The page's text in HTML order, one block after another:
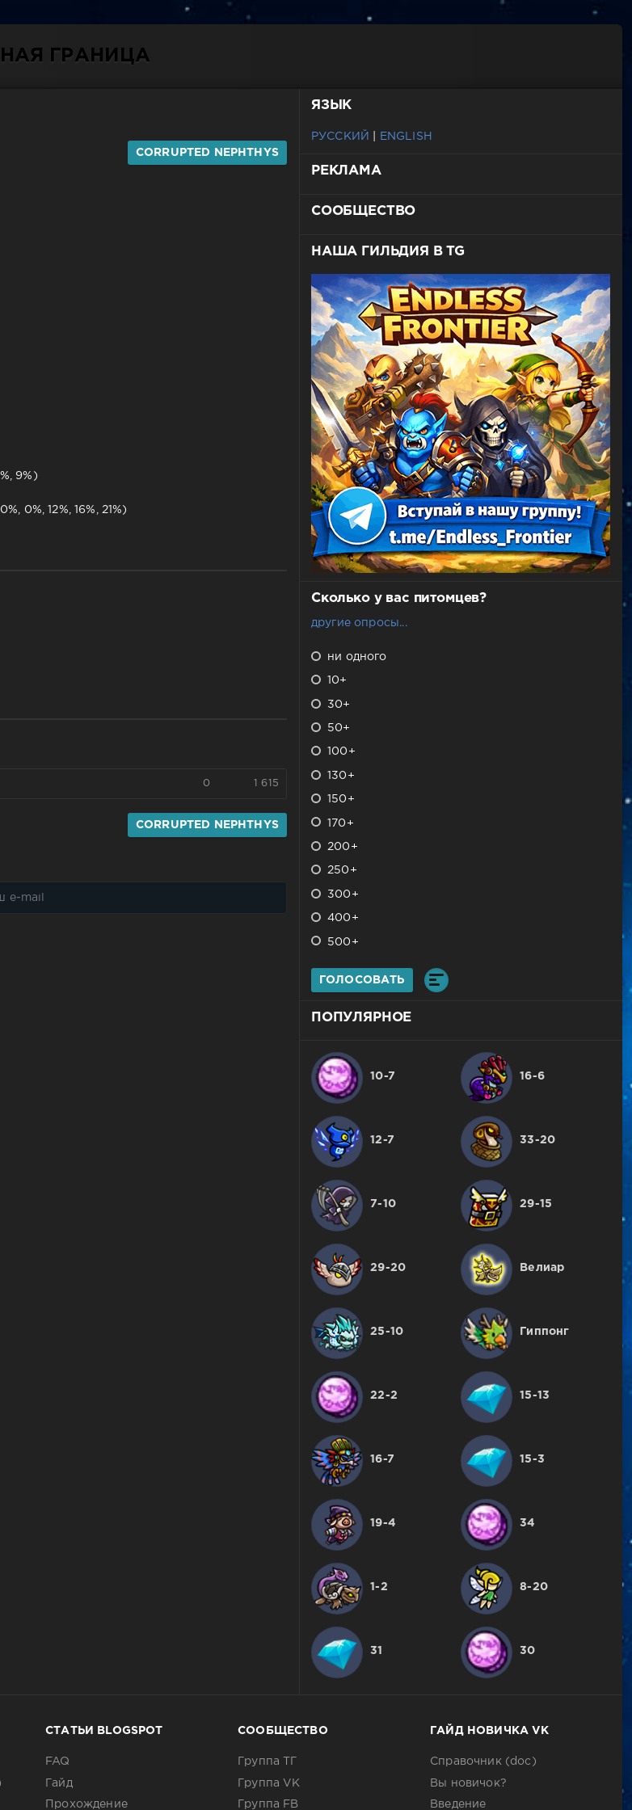
ГРАНИЦА
CORRUPTED NEPHTHYS
9%)
0%, 12%, 16%, 21%)
0 1 615
CORRUPTED NEPHTHYS
ЯЗЫК
РУССКИЙ ENGLISH
РЕКЛАМА
СООБЩЕСТВО
НАША ГИЛЬДИЯ В TG
Сколько у вас питомцев?
другие опросы...
ни одного
10+
30+
50+
100+
130+
150+
170+
200+
250+
300+
400+
500+
ГОЛОСОВАТЬ
ПОПУЛЯРНОЕ
10-7 16-6
12-7 33-20
7-10 29-15
29-20 Велиар
25-10 Гиппонг
22-2 15-13
16-7 15-3
19-4 34
1-2 8-20
31 30
СТАТЬИ BLOGSPOT
FAQ
Гайд
Прохождение
СООБЩЕСТВО
Группа ТГ
Группа VK
Группа FB
ГАЙД НОВИЧКА VK
Справочник (doc)
Вы новичок?
Введение